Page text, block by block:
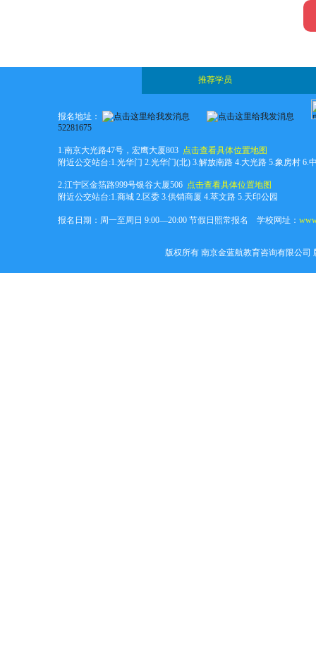
推荐学员
报名地址：
52281675
1.南京大光路47号，宏鹰大厦803 点击查看具体位置地图
附近公交站台:1.光华门 2.光华门(北) 3.解放南路 4.大光路 5.象房村 6.
2.江宁区金箔路999号银谷大厦506 点击查看具体位置地图
附近公交站台:1.商城 2.区委 3.供销商厦 4.萃文路 5.天印公园
报名日期：周一至周日 9:00—20:00 节假日照常报名 学校网址：
版权所有 南京金蓝航教育咨询有限公